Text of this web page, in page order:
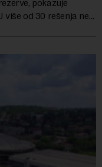
pokazuje
više od 30 rešenja ne